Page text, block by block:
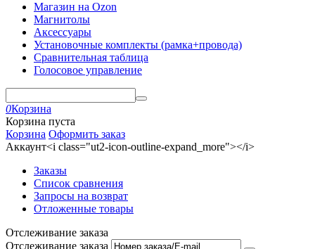
Магазин на Ozon
Магнитолы
Аксессуары
Установочные комплекты (рамка+провода)
Сравнительная таблица
Голосовое управление
0Корзина
Корзина пуста
Корзина Оформить заказ
Аккаунт<i class="ut2-icon-outline-expand_more"></i>
Заказы
Список сравнения
Запросы на возврат
Отложенные товары
Отслеживание заказа
Отслеживание заказа